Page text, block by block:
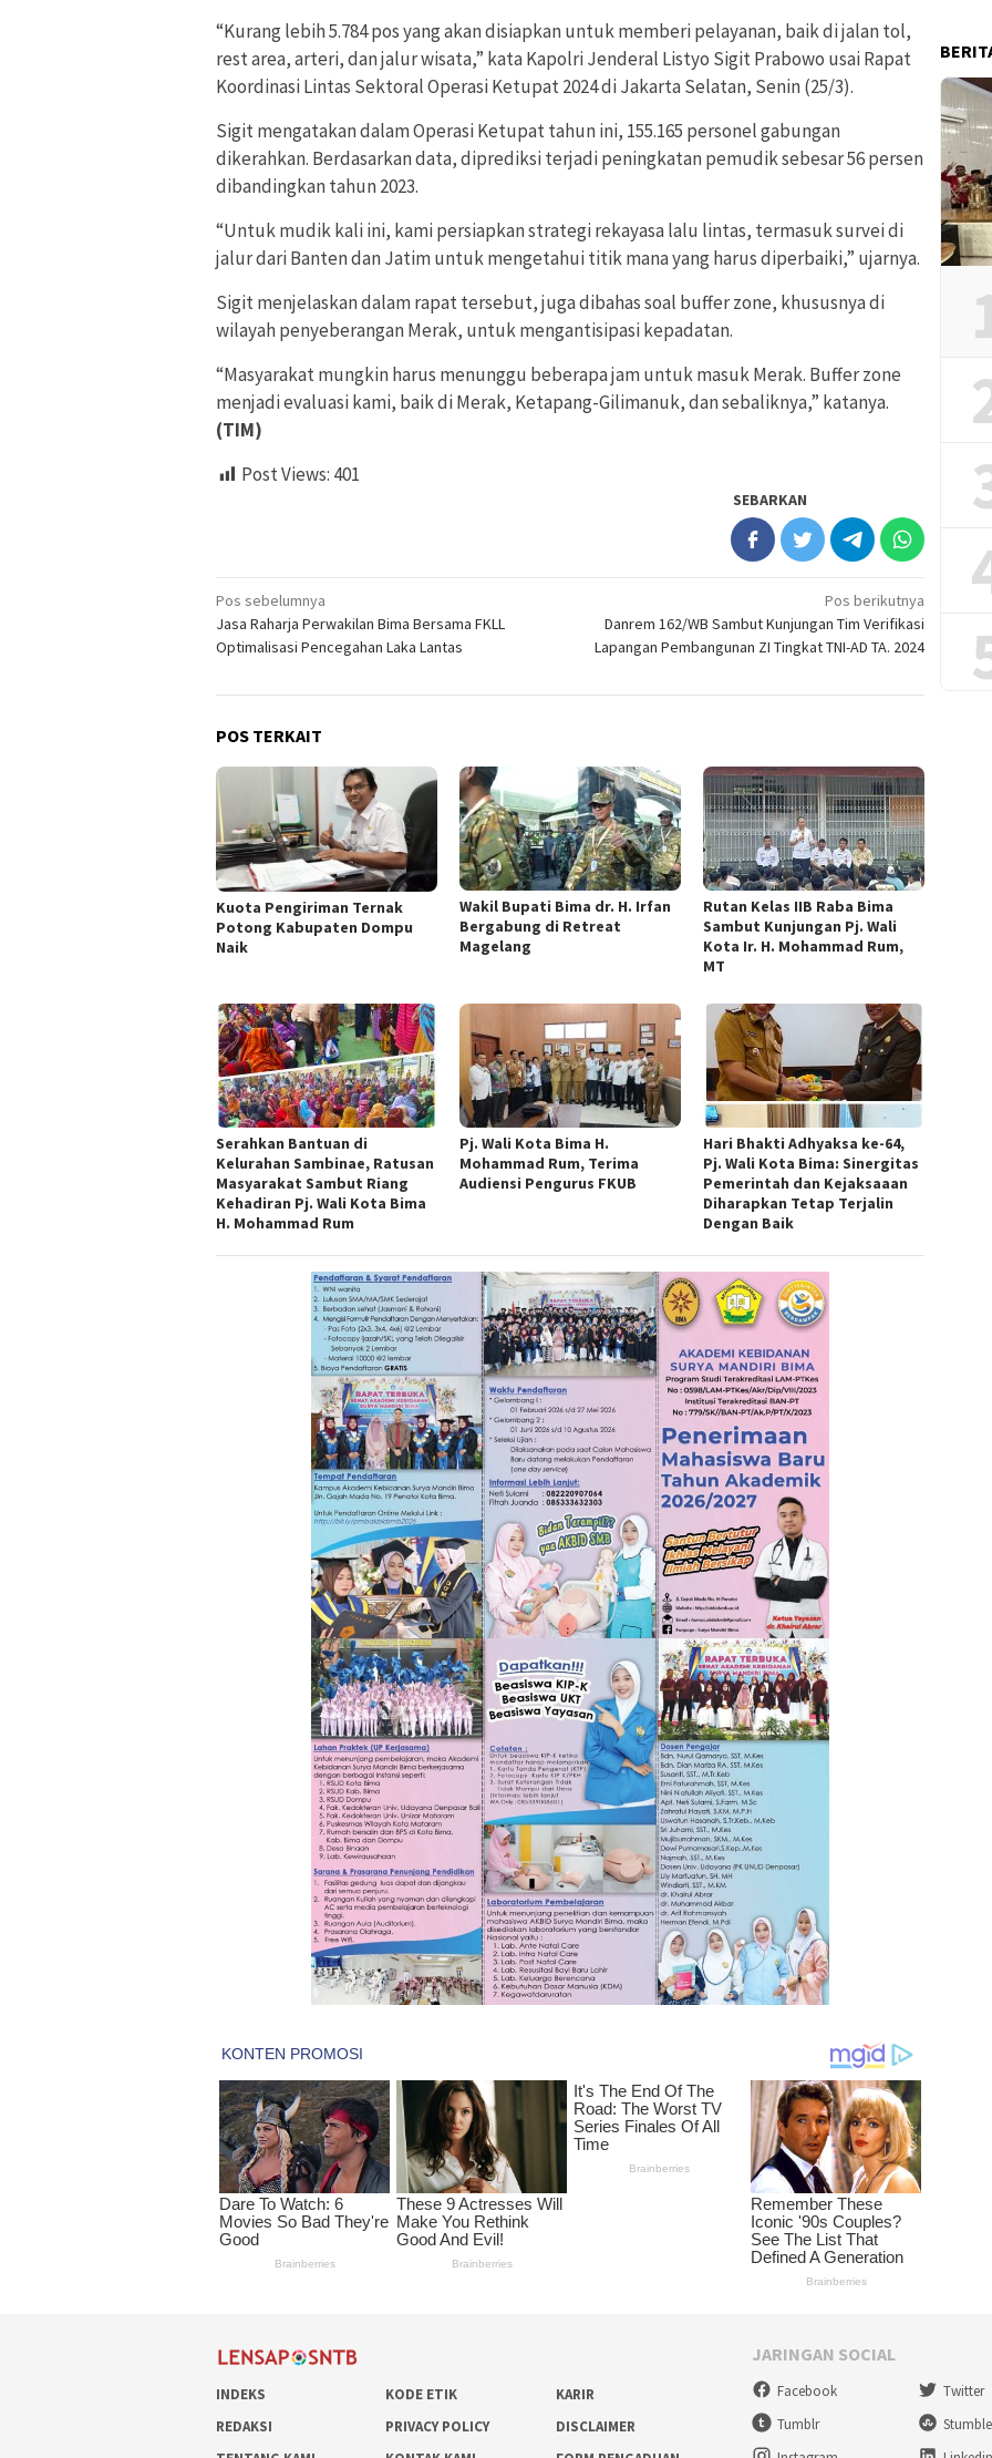
“Kurang lebih 5.784 pos yang akan disiapkan untuk memberi pelayanan, baik di jalan tol,
rest area, arteri, dan jalur wisata,” kata Kapolri Jenderal Listyo Sigit Prabowo usai Rapat
Koordinasi Lintas Sektoral Operasi Ketupat 2024 di Jakarta Selatan, Senin (25/3).
Sigit mengatakan dalam Operasi Ketupat tahun ini, 155.165 personel gabungan
dikerahkan. Berdasarkan data, diprediksi terjadi peningkatan pemudik sebesar 56 persen
dibandingkan tahun 2023.
“Untuk mudik kali ini, kami persiapkan strategi rekayasa lalu lintas, termasuk survei di
jalur dari Banten dan Jatim untuk mengetahui titik mana yang harus diperbaiki,” ujarnya.
Sigit menjelaskan dalam rapat tersebut, juga dibahas soal buffer zone, khususnya di
wilayah penyeberangan Merak, untuk mengantisipasi kepadatan.
“Masyarakat mungkin harus menunggu beberapa jam untuk masuk Merak. Buffer zone
menjadi evaluasi kami, baik di Merak, Ketapang-Gilimanuk, dan sebaliknya,” katanya.
(TIM)
Post Views: 401
SEBARKAN
Navigasi
pos
Pos sebelumnya
Jasa Raharja Perwakilan Bima Bersama FKLL
Optimalisasi Pencegahan Laka Lantas
Pos berikutnya
Danrem 162/WB Sambut Kunjungan Tim Verifikasi
Lapangan Pembangunan ZI Tingkat TNI-AD TA. 2024
POS TERKAIT
Kuota Pengiriman Ternak
Potong Kabupaten Dompu
Naik
Wakil Bupati Bima dr. H. Irfan
Bergabung di Retreat
Magelang
Rutan Kelas IIB Raba Bima
Sambut Kunjungan Pj. Wali
Kota Ir. H. Mohammad Rum,
MT
Serahkan Bantuan di
Kelurahan Sambinae, Ratusan
Masyarakat Sambut Riang
Kehadiran Pj. Wali Kota Bima
H. Mohammad Rum
Pj. Wali Kota Bima H.
Mohammad Rum, Terima
Audiensi Pengurus FKUB
Hari Bhakti Adhyaksa ke-64,
Pj. Wali Kota Bima: Sinergitas
Pemerintah dan Kejaksaaan
Diharapkan Tetap Terjalin
Dengan Baik
INDEKS KODE ETIK
KARIR
REDAKSI
PRIVACY POLICY
DISCLAIMER
JARINGAN SOCIAL
Facebook
Twitter
Tumblr